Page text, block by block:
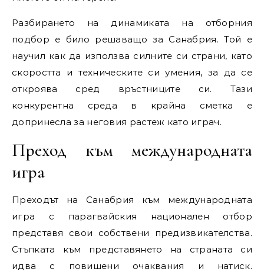
Разбирането на динамиката на отборния
подбор е било решаващо за Санабрия. Той е
научил как да използва силните си страни, като
скоростта и техническите си умения, за да се
откроява сред връстниците си. Тази
конкурентна среда в крайна сметка е
допринесла за неговия растеж като играч.
Преход към международната
игра
Преходът на Санабрия към международната
игра с парагвайския национален отбор
представя свои собствени предизвикателства.
Стъпката към представянето на страната си
идва с повишени очаквания и натиск.